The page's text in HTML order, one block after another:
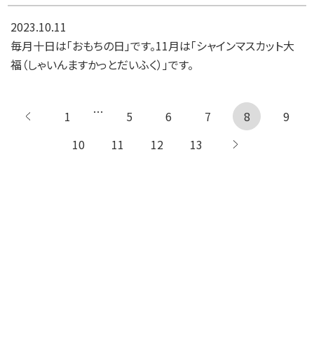
2023.10.11
毎月十日は「おもちの日」です。11月は「シャインマスカット大
福（しゃいんますかっとだいふく）」です。
← 前へ
1 … 5 6 7 8
9
10
11 12 13